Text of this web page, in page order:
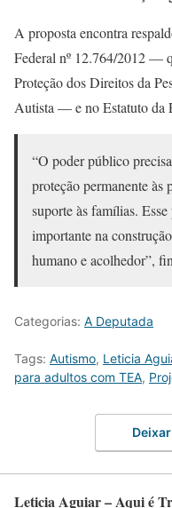
A proposta encontra
Federal nº 12.764/2012 —
Proteção dos Direitos da
Autista — e no Estatuto da
“O poder público
proteção permanente às
suporte às famílias.
importante na
humano e acolhedor”,
Categorias: A Deputada
Tags: Autismo, Leticia
para adultos com TEA,
Leticia Aguiar – Aqui é